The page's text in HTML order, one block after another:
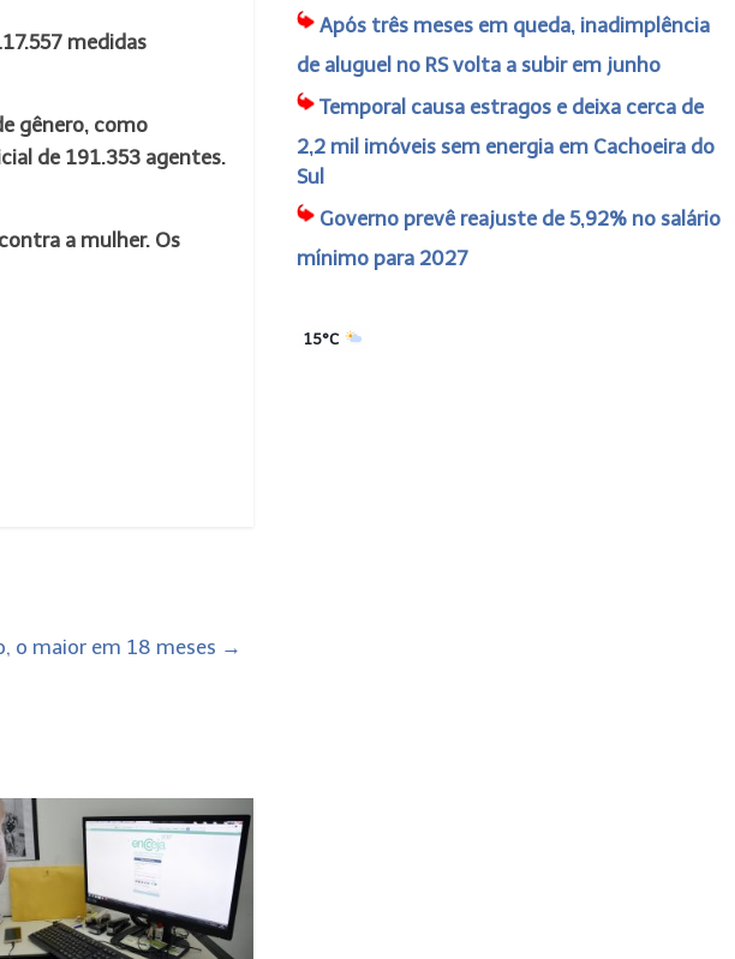
medidas
gênero, como
de 191.353 agentes.
a mulher. Os
o maior em 18 meses →
Após três meses em queda, inadimplência
de aluguel no RS volta a subir em junho
Temporal causa estragos e deixa cerca de
2,2 mil imóveis sem energia em Cachoeira do
Sul
Governo prevê reajuste de 5,92% no salário
mínimo para 2027
15°C